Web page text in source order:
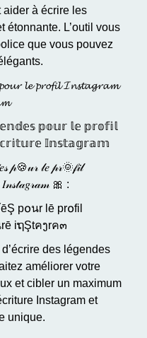
aider à écrire les
étonnante. L’outil vous
que vous pouvez
𝓵𝓮 𝓹𝓻𝓸𝓯𝓲𝓵 𝓘𝓷𝓼𝓽𝓪𝓰𝓻𝓪𝓶
𝕡𝕠𝕦𝕣 𝕝𝕖 𝕡𝕣𝕠𝕗𝕚𝕝
𝕀𝕟𝕤𝕥𝕒𝕘𝕣𝕒𝕞
𝓅🍪𝓊𝓇 𝓁𝑒 𝓅𝓇🌞𝒻𝒾𝓁
𝐼𝓃𝓈𝓉𝒶𝑔𝓇𝒶𝓂 🎀 :
p໐นr lē pr໐fil
iຖŞtคງrค๓
des légendes
améliorer votre
et cibler un maximum
Instagram et
unique.